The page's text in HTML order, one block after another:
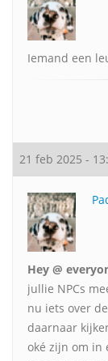
Iemand een
21 feb 2025 -
Hey @
jullie NPCs
nu iets over
daarnaar
oké zijn om in